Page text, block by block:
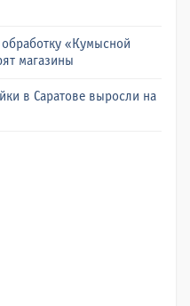
обработку «Кумысной
магазины
в Саратове выросли на